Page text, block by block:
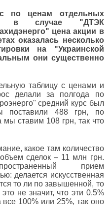
по ценам отдельных
в случае "ДТЭК
цена акции в
оказалась несколько
на "Украинской
они существенно
таблицу с ценами и
делали за полгода по
средний курс был
488 грн, по
мы ставим 108 грн, так что
какое там количество
сделок – 11 млн грн.
прием
делается искусственная
то ли по завышенной, то
не значит, что эти 0,5%
100% или 25%, так оно